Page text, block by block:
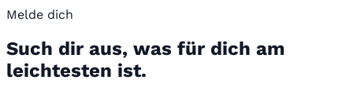
Melde dich
Such dir aus, was für dich am
leichtesten ist.